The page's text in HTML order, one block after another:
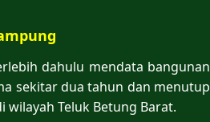
dahulu mendata bangunan
sekitar dua tahun dan menutup
Teluk Betung Barat.